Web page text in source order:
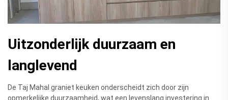
Uitzonderlijk duurzaam en
langlevend
De Taj Mahal graniet keuken onderscheidt zich door zijn
opmerkelijke duurzaamheid, wat een levenslang investering in